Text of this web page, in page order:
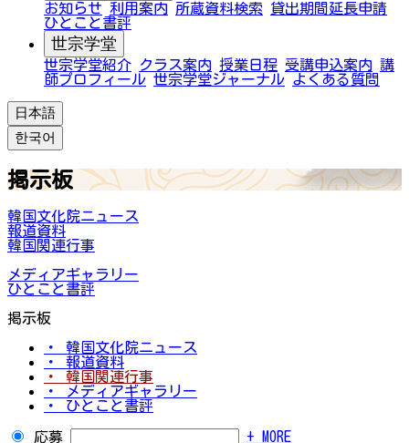
お知らせ 利用案内 所蔵資料検索
貸出期間延長申請
ひとこと書評
世宗学堂
世宗学堂紹介 クラス案内 授業日程 受講申込案内 講
師プロフィール 世宗学堂ジャーナル よくある質問
日本語
한국어
掲示板
韓国文化院ニュース
報道資料
韓国関連行事
メディアギャラリー
ひとこと書評
掲示板
・ 韓国文化院ニュース
・ 報道資料
・ 韓国関連行事
・ メディアギャラリー
・ ひとこと書評
応募 + MORE